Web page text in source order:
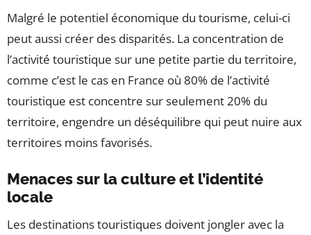
Malgré le potentiel économique du tourisme, celui-ci
peut aussi créer des disparités. La concentration de
l’activité touristique sur une petite partie du territoire,
comme c’est le cas en France où 80% de l’activité
touristique est concentre sur seulement 20% du
territoire, engendre un déséquilibre qui peut nuire aux
territoires moins favorisés.
Menaces sur la culture et l’identité
locale
Les destinations touristiques doivent jongler avec la